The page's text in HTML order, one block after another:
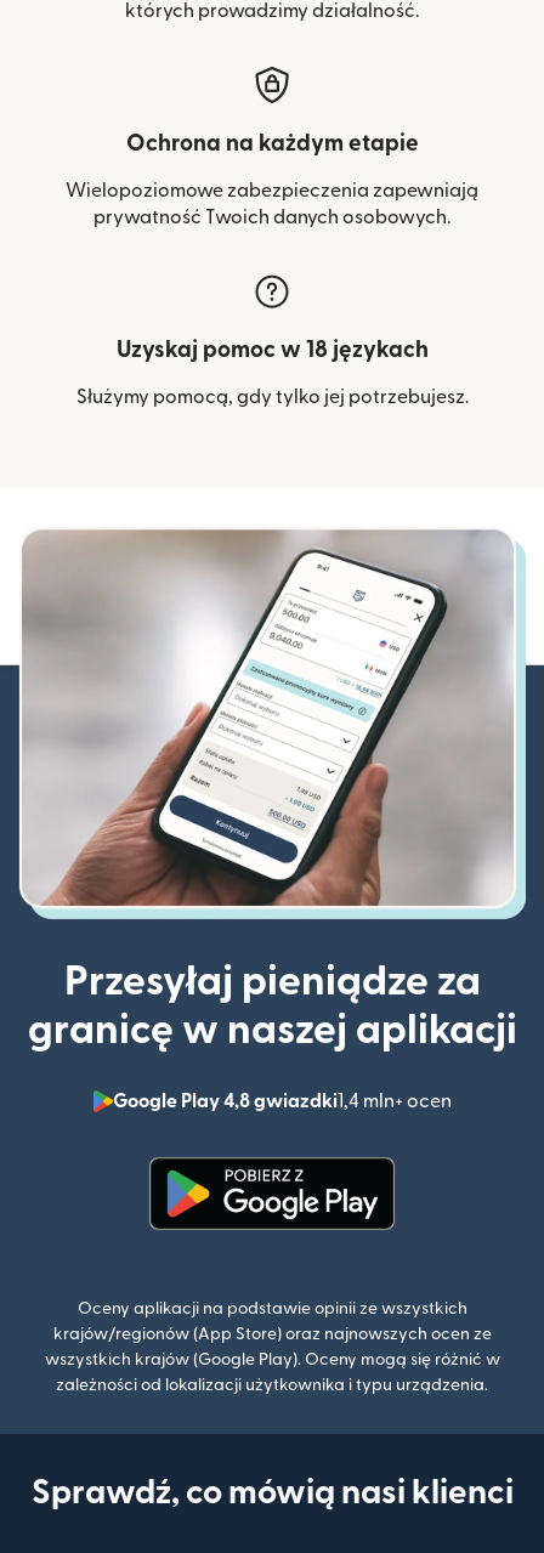
których prowadzimy działalność.
Ochrona na każdym etapie
Wielopoziomowe zabezpieczenia zapewniają
prywatność Twoich danych osobowych.
Uzyskaj pomoc w 18 językach
Służymy pomocą, gdy tylko jej potrzebujesz.
Przesyłaj pieniądze za
granicę w naszej aplikacji
Google Play 4,8 gwiazdki1,4 mln+ ocen
(otwiera
Oceny aplikacji na podstawie opinii ze wszystkich
krajów/regionów (App Store) oraz najnowszych ocen ze
wszystkich krajów (Google Play). Oceny mogą się różnić w
zależności od lokalizacji użytkownika i typu urządzenia.
Sprawdź, co mówią nasi klienci